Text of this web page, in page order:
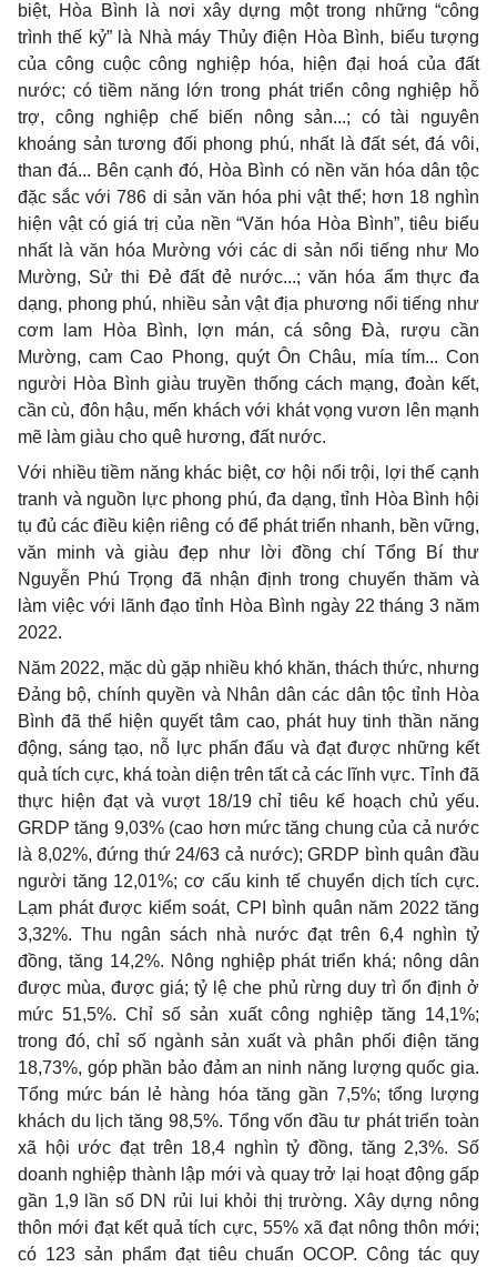
biệt, Hòa Bình là nơi xây dựng một trong những “công
trình thế kỷ” là Nhà máy Thủy điện Hòa Bình, biểu tượng
của công cuộc công nghiệp hóa, hiện đại hoá của đất
nước; có tiềm năng lớn trong phát triển công nghiệp hỗ
trợ, công nghiệp chế biến nông sản...; có tài nguyên
khoáng sản tương đối phong phú, nhất là đất sét, đá vôi,
than đá... Bên cạnh đó, Hòa Bình có nền văn hóa dân tộc
đặc sắc với 786 di sản văn hóa phi vật thể; hơn 18 nghìn
hiện vật có giá trị của nền “Văn hóa Hòa Bình”, tiêu biểu
nhất là văn hóa Mường với các di sản nổi tiếng như Mo
Mường, Sử thi Đẻ đất đẻ nước...; văn hóa ẩm thực đa
dạng, phong phú, nhiều sản vật địa phương nổi tiếng như
cơm lam Hòa Bình, lợn mán, cá sông Đà, rượu cần
Mường, cam Cao Phong, quýt Ôn Châu, mía tím... Con
người Hòa Bình giàu truyền thống cách mạng, đoàn kết,
cần cù, đôn hậu, mến khách với khát vọng vươn lên mạnh
mẽ làm giàu cho quê hương, đất nước.
Với nhiều tiềm năng khác biệt, cơ hội nổi trội, lợi thế cạnh
tranh và nguồn lực phong phú, đa dạng, tỉnh Hòa Bình hội
tụ đủ các điều kiện riêng có để phát triển nhanh, bền vững,
văn minh và giàu đẹp như lời đồng chí Tổng Bí thư
Nguyễn Phú Trọng đã nhận định trong chuyến thăm và
làm việc với lãnh đạo tỉnh Hòa Bình ngày 22 tháng 3 năm
2022.
Năm 2022, mặc dù gặp nhiều khó khăn, thách thức, nhưng
Đảng bộ, chính quyền và Nhân dân các dân tộc tỉnh Hòa
Bình đã thể hiện quyết tâm cao, phát huy tinh thần năng
động, sáng tạo, nỗ lực phấn đấu và đạt được những kết
quả tích cực, khá toàn diện trên tất cả các lĩnh vực. Tỉnh đã
thực hiện đạt và vượt 18/19 chỉ tiêu kế hoạch chủ yếu.
GRDP tăng 9,03% (cao hơn mức tăng chung của cả nước
là 8,02%, đứng thứ 24/63 cả nước); GRDP bình quân đầu
người tăng 12,01%; cơ cấu kinh tế chuyển dịch tích cực.
Lạm phát được kiểm soát, CPI bình quân năm 2022 tăng
3,32%. Thu ngân sách nhà nước đạt trên 6,4 nghìn tỷ
đồng, tăng 14,2%. Nông nghiệp phát triển khá; nông dân
được mùa, được giá; tỷ lệ che phủ rừng duy trì ổn định ở
mức 51,5%. Chỉ số sản xuất công nghiệp tăng 14,1%;
trong đó, chỉ số ngành sản xuất và phân phối điện tăng
18,73%, góp phần bảo đảm an ninh năng lượng quốc gia.
Tổng mức bán lẻ hàng hóa tăng gần 7,5%; tổng lượng
khách du lịch tăng 98,5%. Tổng vốn đầu tư phát triển toàn
xã hội ước đạt trên 18,4 nghìn tỷ đồng, tăng 2,3%. Số
doanh nghiệp thành lập mới và quay trở lại hoạt động gấp
gần 1,9 lần số DN rủi lui khỏi thị trường. Xây dựng nông
thôn mới đạt kết quả tích cực, 55% xã đạt nông thôn mới;
có 123 sản phẩm đạt tiêu chuẩn OCOP. Công tác quy